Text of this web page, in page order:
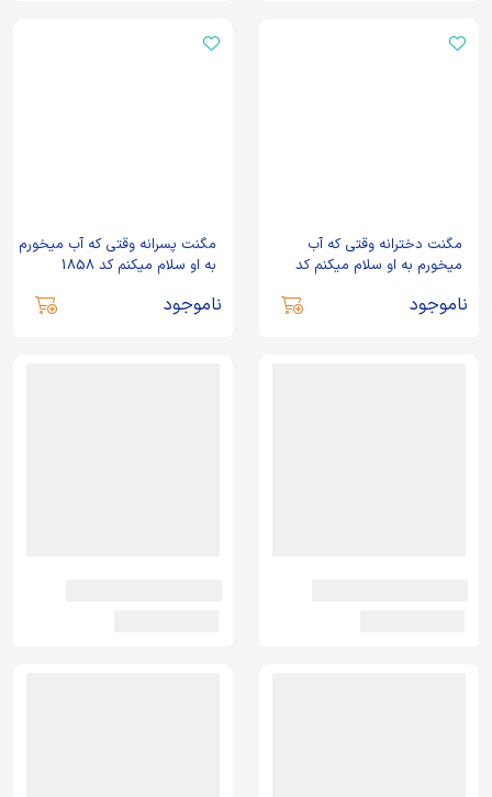
مگنت دخترانه وقتی که آب
میخورم به او سلام میکنم کد
ناموجود
مگنت پسرانه وقتی که آب میخورم
به او سلام میکنم کد 1858
ناموجود